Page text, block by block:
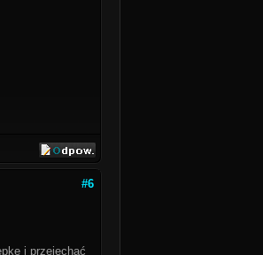
#6
i przejechać